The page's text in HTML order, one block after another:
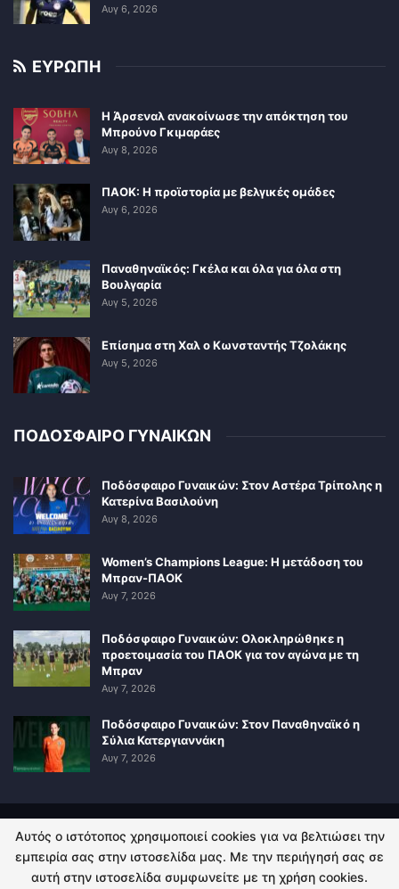
Αυγ 6, 2026
ΕΥΡΩΠΗ
Η Άρσεναλ ανακοίνωσε την απόκτηση του
Μπρούνο Γκιμαράες
Αυγ 8, 2026
ΠΑΟΚ: Η προϊστορία με βελγικές ομάδες
Αυγ 6, 2026
Παναθηναϊκός: Γκέλα και όλα για όλα στη
Βουλγαρία
Αυγ 5, 2026
Επίσημα στη Χαλ ο Κωνσταντής Τζολάκης
Αυγ 5, 2026
ΠΟΔΟΣΦΑΙΡΟ ΓΥΝΑΙΚΩΝ
Ποδόσφαιρο Γυναικών: Στον Αστέρα Τρίπολης η
Κατερίνα Βασιλούνη
Αυγ 8, 2026
Women’s Champions League: Η μετάδοση του
Μπραν-ΠΑΟΚ
Αυγ 7, 2026
Ποδόσφαιρο Γυναικών: Ολοκληρώθηκε η
προετοιμασία του ΠΑΟΚ για τον αγώνα με τη
Μπραν
Αυγ 7, 2026
Ποδόσφαιρο Γυναικών: Στον Παναθηναϊκό η
Σύλια Κατεργιαννάκη
Αυγ 7, 2026
ΠΟΛΙΤΙΚΗ ΑΠΟΡΡΗΤΟΥ ΕΠΙΚΟΙΝΩΝΙΑ
Αυτός ο ιστότοπος χρησιμοποιεί cookies για να βελτιώσει την
εμπειρία σας στην ιστοσελίδα μας. Με την περιήγησή σας σε
αυτή στην ιστοσελίδα συμφωνείτε με τη χρήση cookies.